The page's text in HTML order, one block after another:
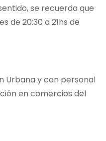
se recuerda que
de 20:30 a 21hs de
Urbana y con personal
en comercios del